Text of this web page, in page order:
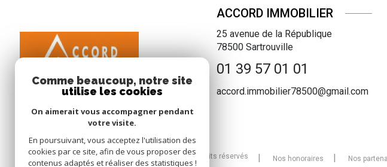
ACCORD IMMOBILIER
25 avenue de la République
78500 Sartrouville
01 39 57 01 01
accord.immobilier78500@gmail.com
© 2026 | Tous droits réservés Nos honoraires Nos
Comme beaucoup, notre site
utilise les cookies
On aimerait vous accompagner pendant
votre visite.
En poursuivant, vous acceptez l'utilisation des
cookies par ce site, afin de vous proposer des
contenus adaptés et réaliser des statistiques !